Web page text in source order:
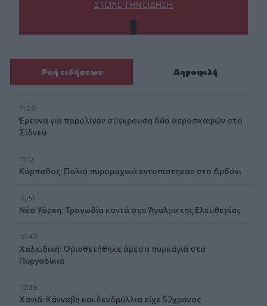
ΣΤΕΊΛΕ ΤΗΝ ΕΊΔΗΣΗ
Ροή ειδήσεων Δημοφιλή
11:23
Έρευνα για παρολίγον σύγκρουση δύο αεροσκαφών στο
Σίδνεϋ
11:12
Κάρπαθος: Παλιά πυρομαχικά εντοπίστηκαν στο Αρδάνι
10:51
Νέα Υόρκη: Τραγωδία κοντά στο Άγαλμα της Ελευθερίας
10:42
Χαλκιδική: Οριοθετήθηκε άμεσα πυρκαγιά στα
Πυργαδίκια
10:39
Χανιά: Κάνναβη και δενδρύλλια είχε 52χρονος